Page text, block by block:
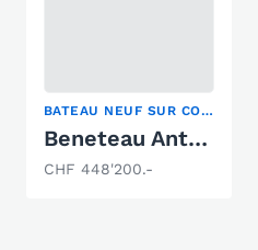
BATEAU NEUF SUR COMMANDE
Beneteau Antares 12 Fly OB
CHF 448'200.-